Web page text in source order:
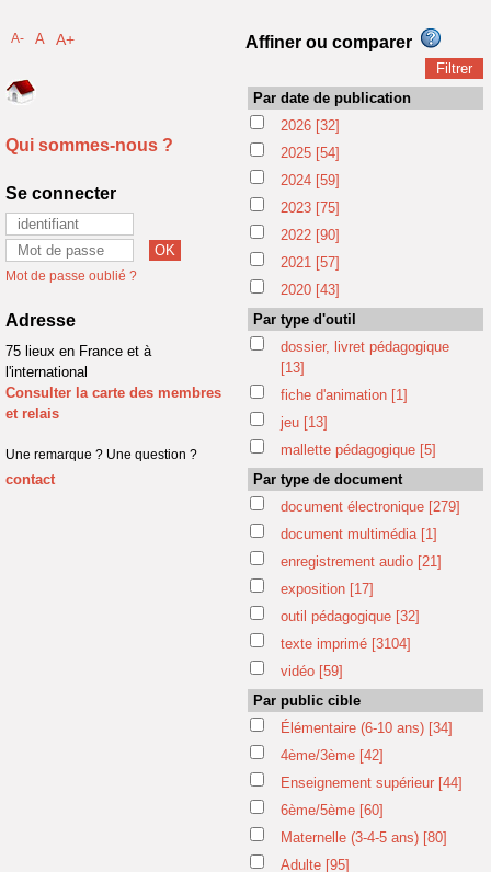
A- A A+
Qui sommes-nous ?
Se connecter
Mot de passe oublié ?
Adresse
75 lieux en France et à
l'international
Consulter la carte des membres
et relais
Une remarque ? Une question ?
contact
Affiner ou comparer
Par date de publication
2026 [32]
2025 [54]
2024 [59]
2023 [75]
2022 [90]
2021 [57]
2020 [43]
Par type d'outil
dossier, livret pédagogique
[13]
fiche d'animation [1]
jeu [13]
mallette pédagogique [5]
Par type de document
document électronique [279]
document multimédia [1]
enregistrement audio [21]
exposition [17]
outil pédagogique [32]
texte imprimé [3104]
vidéo [59]
Par public cible
Élémentaire (6-10 ans) [34]
4ème/3ème [42]
Enseignement supérieur [44]
6ème/5ème [60]
Maternelle (3-4-5 ans) [80]
Adulte [95]